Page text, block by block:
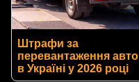
Штрафи за
перевантаження авто
в Україні у 2026 році